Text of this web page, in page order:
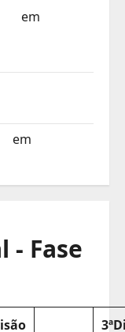
em
em
- Fase